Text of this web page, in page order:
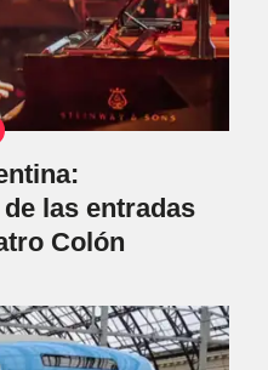
las entradas
Colón